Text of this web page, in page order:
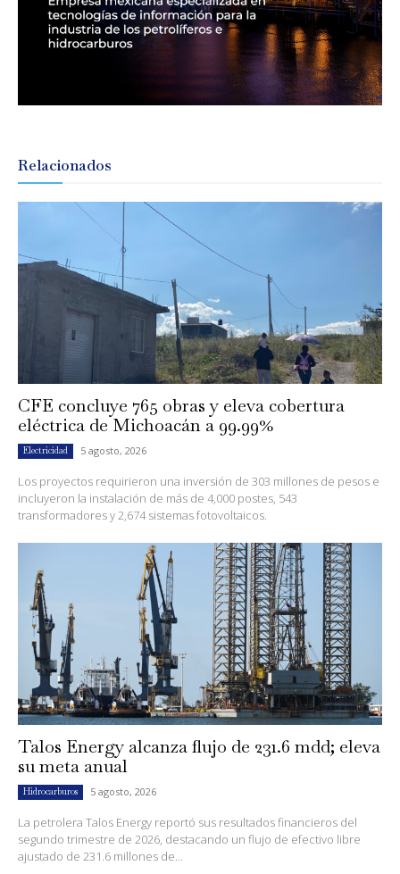
Relacionados
CFE concluye 765 obras y eleva cobertura
eléctrica de Michoacán a 99.99%
Electricidad 5 agosto, 2026
Los proyectos requirieron una inversión de 303 millones de pesos e
incluyeron la instalación de más de 4,000 postes, 543
transformadores y 2,674 sistemas fotovoltaicos.
Talos Energy alcanza flujo de 231.6 mdd; eleva
su meta anual
Hidrocarburos 5 agosto, 2026
La petrolera Talos Energy reportó sus resultados financieros del
segundo trimestre de 2026, destacando un flujo de efectivo libre
ajustado de 231.6 millones de...